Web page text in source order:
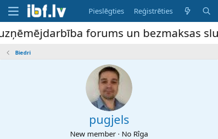
Pieslēgties Reģistrēties
forums un bezmaksas
Biedri
pugjels
New member · No Rîga